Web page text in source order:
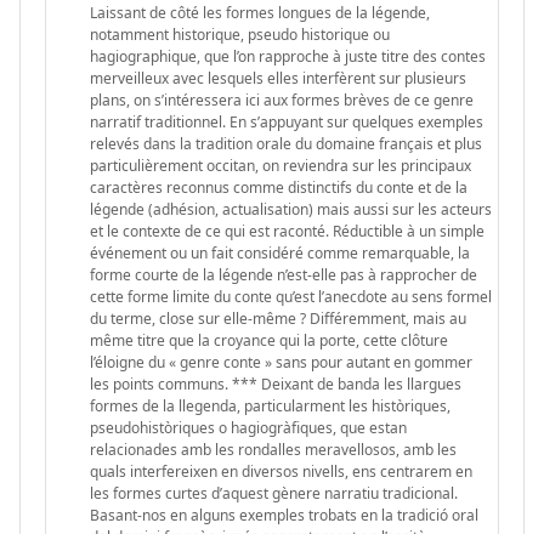
Laissant de côté les formes longues de la légende,
notamment historique, pseudo historique ou
hagiographique, que l’on rapproche à juste titre des contes
merveilleux avec lesquels elles interfèrent sur plusieurs
plans, on s’intéressera ici aux formes brèves de ce genre
narratif traditionnel. En s’appuyant sur quelques exemples
relevés dans la tradition orale du domaine français et plus
particulièrement occitan, on reviendra sur les principaux
caractères reconnus comme distinctifs du conte et de la
légende (adhésion, actualisation) mais aussi sur les acteurs
et le contexte de ce qui est raconté. Réductible à un simple
événement ou un fait considéré comme remarquable, la
forme courte de la légende n’est-elle pas à rapprocher de
cette forme limite du conte qu’est l’anecdote au sens formel
du terme, close sur elle-même ? Différemment, mais au
même titre que la croyance qui la porte, cette clôture
l’éloigne du « genre conte » sans pour autant en gommer
les points communs. *** Deixant de banda les llargues
formes de la llegenda, particularment les històriques,
pseudohistòriques o hagiogràfiques, que estan
relacionades amb les rondalles meravellosos, amb les
quals interfereixen en diversos nivells, ens centrarem en
les formes curtes d’aquest gènere narratiu tradicional.
Basant-nos en alguns exemples trobats en la tradició oral